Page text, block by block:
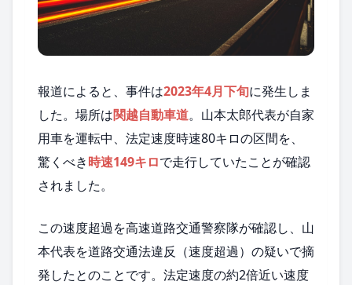
報道によると、事件は2023年4月下旬に発生しま
した。場所は関越自動車道。山本太郎代表が自家
用車を運転中、法定速度時速80キロの区間を、
驚くべき時速149キロで走行していたことが確認
されました。
この速度超過を高速道路交通警察隊が確認し、山
本代表を道路交通法違反（速度超過）の疑いで摘
発したとのことです。法定速度の約2倍近い速度